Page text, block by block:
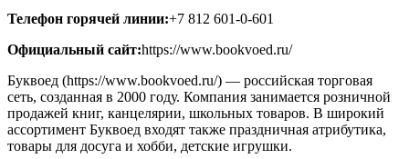
Телефон горячей линии:+7 812 601-0-601
Официальный сайт:https://www.bookvoed.ru/
Буквоед (https://www.bookvoed.ru/) — российская торговая
сеть, созданная в 2000 году. Компания занимается розничной
продажей книг, канцелярии, школьных товаров. В широкий
ассортимент Буквоед входят также праздничная атрибутика,
товары для досуга и хобби, детские игрушки.